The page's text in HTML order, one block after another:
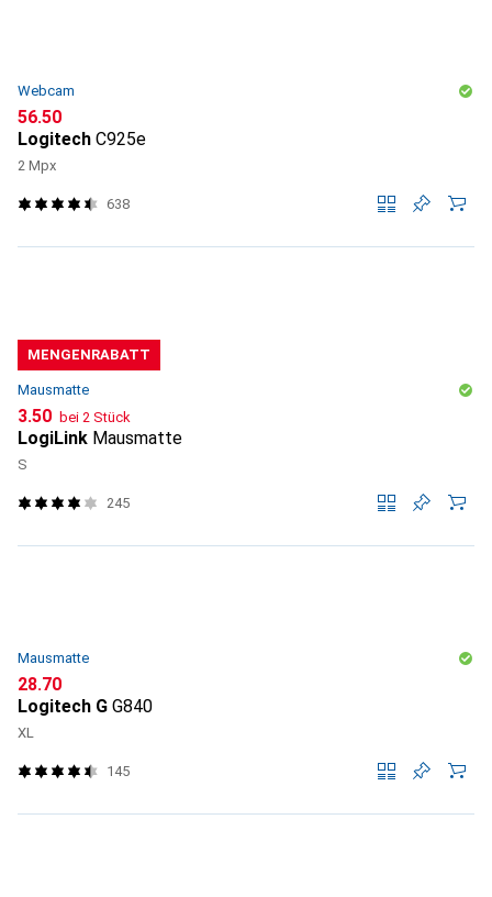
Webcam
CHF
56.50
Logitech C925e
2 Mpx
638
MENGENRABATT
Mausmatte
CHF
3.50 bei 2 Stück
LogiLink Mausmatte
S
245
Mausmatte
CHF
28.70
Logitech G G840
XL
145